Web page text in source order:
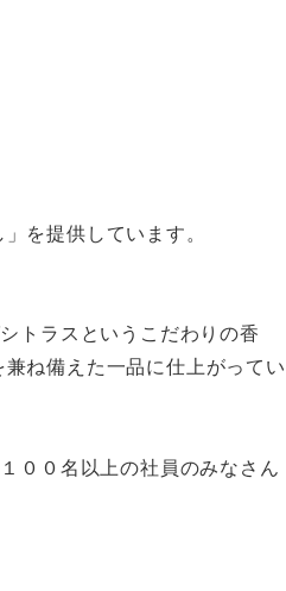
を提供しています。
トラスというこだわりの香
ね備えた一品に仕上がってい
００名以上の社員のみなさん